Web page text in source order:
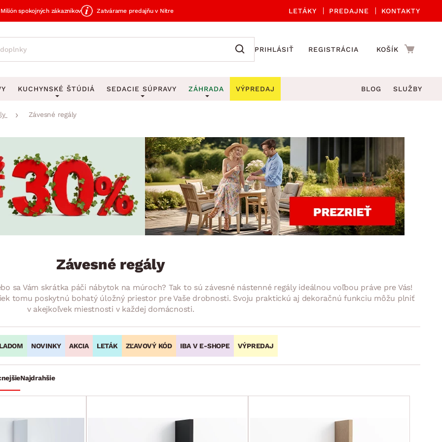
Milión spokojných zákazníkov Zatvárame predajňu v Nitre LETÁKY PREDAJNE KONTAKTY
PRIHLÁSIŤ REGISTRÁCIA KOŠÍK
DEKORÁCIE
Obrazy
Zrkadlá
Hodiny
Vázy
Zobrazit vše
Vešiaky na kľúče
Stojany na dáždniky
Stojany na noviny
Stojany na oblečenie
Zobrazit vše
Kuchynské príslušenstvo
Kúpeľňové doplnky
Záhradné doplnky
ZÁHRADNÉ DOPLNKY VIANOCE
KUCHYNSKÉ ŠTÚDIÁ SEDACIE SÚPRAVY
Rohové sedacie súpravy
Sedacie súpravy 3-2-1
Sedacie súpravy na mieru
ZÁHRADA
Záhradné stoličky a kreslá
Záhradné lavice
Záhradné stoly
Záhradné hojdačky
Záhradné lehátka
Záhradné doplnky
VÝPREDAJ BLOG SLUŽBY
Závesné regály
Závesné regály
sa Vám skrátka páči nábytok na múroch? Tak to sú závesné nástenné regály ideálnou voľbou práve pre Vás!
tomu poskytnú bohatý úložný priestor pre Vaše drobnosti. Svoju praktickú aj dekoračnú funkciu môžu plniť
v akejkoľvek miestnosti v každej domácnosti.
NOVINKY AKCIA LETÁK ZĽAVOVÝ KÓD IBA V E-SHOPE VÝPREDAJ
Najdrahšie